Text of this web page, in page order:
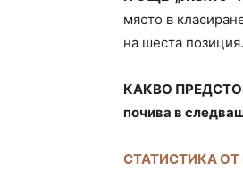
място в
на шеста позиция.
КАКВО
почива в
СТАТИСТИКА